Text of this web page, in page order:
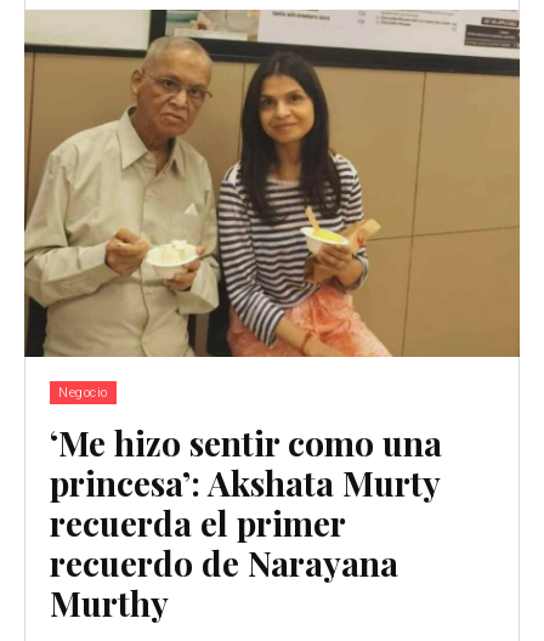
Negocio
‘Me hizo sentir como una
princesa’: Akshata Murty
recuerda el primer
recuerdo de Narayana
Murthy